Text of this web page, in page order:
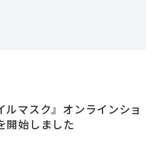
ルマスク』オンラインショ
開始しました